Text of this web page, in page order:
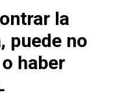
la
puede no
haber